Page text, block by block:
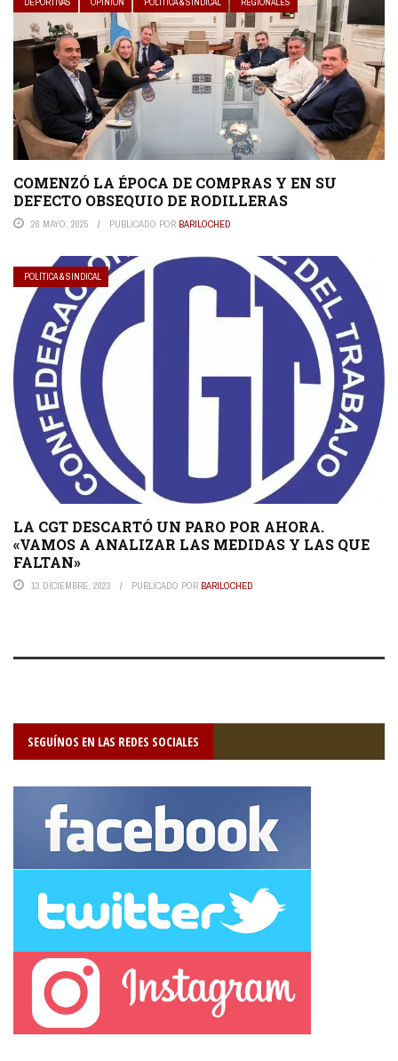
DEPORTIVAS OPINIÓN POLÍTICA & SINDICAL REGIONALES
COMENZÓ LA ÉPOCA DE COMPRAS Y EN SU
DEFECTO OBSEQUIO DE RODILLERAS
26 MAYO, 2025 PUBLICADO POR BARILOCHED
POLÍTICA & SINDICAL
LA CGT DESCARTÓ UN PARO POR AHORA.
«VAMOS A ANALIZAR LAS MEDIDAS Y LAS QUE
FALTAN»
13 DICIEMBRE, 2023 PUBLICADO POR BARILOCHED
SEGUÍNOS EN LAS REDES SOCIALES